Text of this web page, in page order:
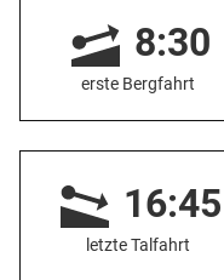
8:30
erste Bergfahrt
16:45
letzte Talfahrt